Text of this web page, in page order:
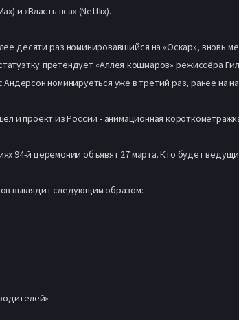
и «Власть пса» (Netflix).
десяти раз номинировавшийся на «Оскар», вновь
претендует «Аллея кошмаров» режиссёра
номинируеться уже в третий раз, ранее на
и проект из России - анимационная
94-й церемонии объявят 27 марта. Кто будет
выглядит следующим образом: